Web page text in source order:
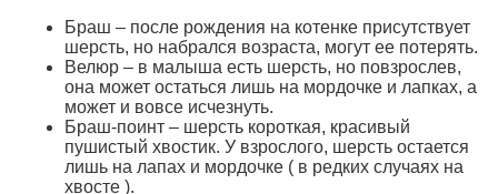
Браш – после рождения на котенке присутствует
шерсть, но набрался возраста, могут ее потерять.
Велюр – в малыша есть шерсть, но повзрослев,
она может остаться лишь на мордочке и лапках, а
может и вовсе исчезнуть.
Браш-поинт – шерсть короткая, красивый
пушистый хвостик. У взрослого, шерсть остается
лишь на лапах и мордочке ( в редких случаях на
хвосте ).